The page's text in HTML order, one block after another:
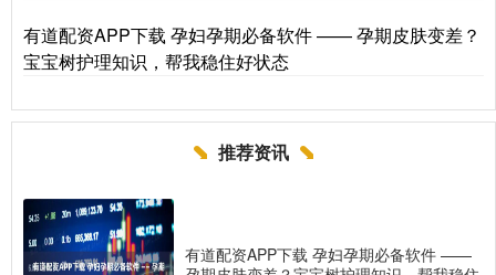
有道配资APP下载 孕妇孕期必备软件 —— 孕期皮肤变差？
宝宝树护理知识，帮我稳住好状态
推荐资讯
有道配资APP下载 孕妇孕期必备软件 ——